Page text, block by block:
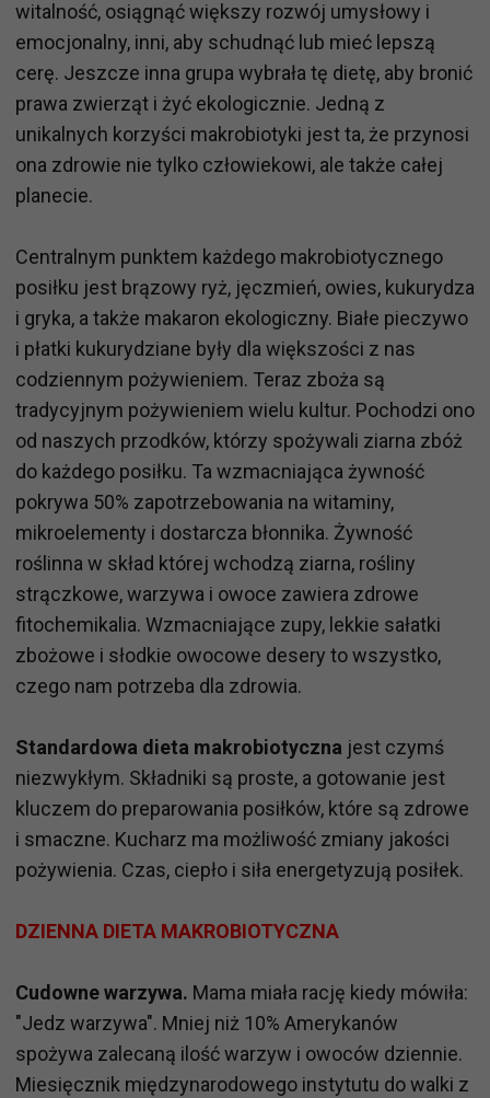
witalność, osiągnąć większy rozwój umysłowy i
emocjonalny, inni, aby schudnąć lub mieć lepszą
cerę. Jeszcze inna grupa wybrała tę dietę, aby bronić
prawa zwierząt i żyć ekologicznie. Jedną z
unikalnych korzyści makrobiotyki jest ta, że przynosi
ona zdrowie nie tylko człowiekowi, ale także całej
planecie.
Centralnym punktem każdego makrobiotycznego
posiłku jest brązowy ryż, jęczmień, owies, kukurydza
i gryka, a także makaron ekologiczny. Białe pieczywo
i płatki kukurydziane były dla większości z nas
codziennym pożywieniem. Teraz zboża są
tradycyjnym pożywieniem wielu kultur. Pochodzi ono
od naszych przodków, którzy spożywali ziarna zbóż
do każdego posiłku. Ta wzmacniająca żywność
pokrywa 50% zapotrzebowania na witaminy,
mikroelementy i dostarcza błonnika. Żywność
roślinna w skład której wchodzą ziarna, rośliny
strączkowe, warzywa i owoce zawiera zdrowe
fitochemikalia. Wzmacniające zupy, lekkie sałatki
zbożowe i słodkie owocowe desery to wszystko,
czego nam potrzeba dla zdrowia.
Standardowa dieta makrobiotyczna jest czymś
niezwykłym. Składniki są proste, a gotowanie jest
kluczem do preparowania posiłków, które są zdrowe
i smaczne. Kucharz ma możliwość zmiany jakości
pożywienia. Czas, ciepło i siła energetyzują posiłek.
DZIENNA DIETA MAKROBIOTYCZNA
Cudowne warzywa. Mama miała rację kiedy mówiła:
"Jedz warzywa". Mniej niż 10% Amerykanów
spożywa zalecaną ilość warzyw i owoców dziennie.
Miesięcznik międzynarodowego instytutu do walki z